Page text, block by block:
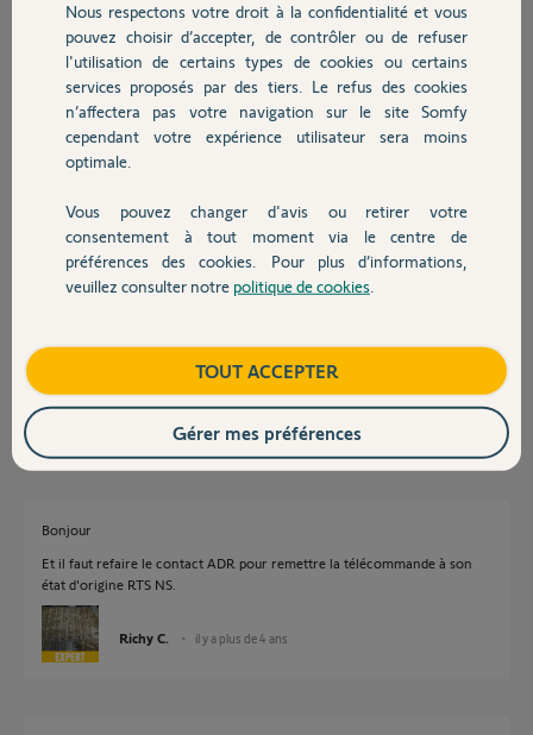
Chauffage
Autres produits
Devis avec un pro
Contact
Thaddée D.
il y a plus de 4 ans
Participer au fil de discussion
Bonjour,
ce n'est pas de cette manière que vous allez affecter une Keytis au
il y a plus de 4 ans
Bonjour
Et il faut refaire le contact ADR pour remettre la télécommande à son
état d'origine RTS NS.
Richy C. il y a plus de 4 ans
Nous respectons votre droit à la confidentialité et vous
pouvez choisir d’accepter, de contrôler ou de refuser
l'utilisation de certains types de cookies ou certains
services proposés par des tiers. Le refus des cookies
n’affectera pas votre navigation sur le site Somfy
cependant votre expérience utilisateur sera moins
optimale.
Vous pouvez changer d'avis ou retirer votre
consentement à tout moment via le centre de
préférences des cookies. Pour plus d’informations,
veuillez consulter notre politique de cookies
TOUT ACCEPTER
Gérer mes préférences